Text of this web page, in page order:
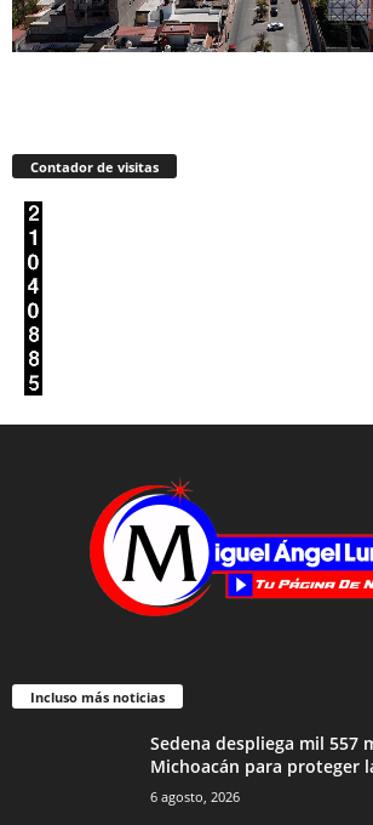
Contador de visitas
Incluso más noticias
Sedena despliega mil 557
Michoacán para proteger
6 agosto, 2026